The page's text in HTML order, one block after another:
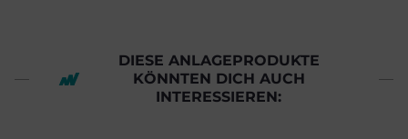
DIESE ANLAGEPRODUKTE
KÖNNTEN DICH AUCH
INTERESSIEREN: